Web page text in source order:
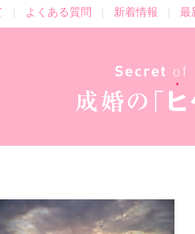
よくある質問 新着情報 最